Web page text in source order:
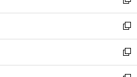
開
く
ウ
で
開
く
ン
ド
ウ
で
開
ウ
ィ
ン
ド
ウ
新
し
い
ウ
ィ
ン
新
し
い
ウ
新
し